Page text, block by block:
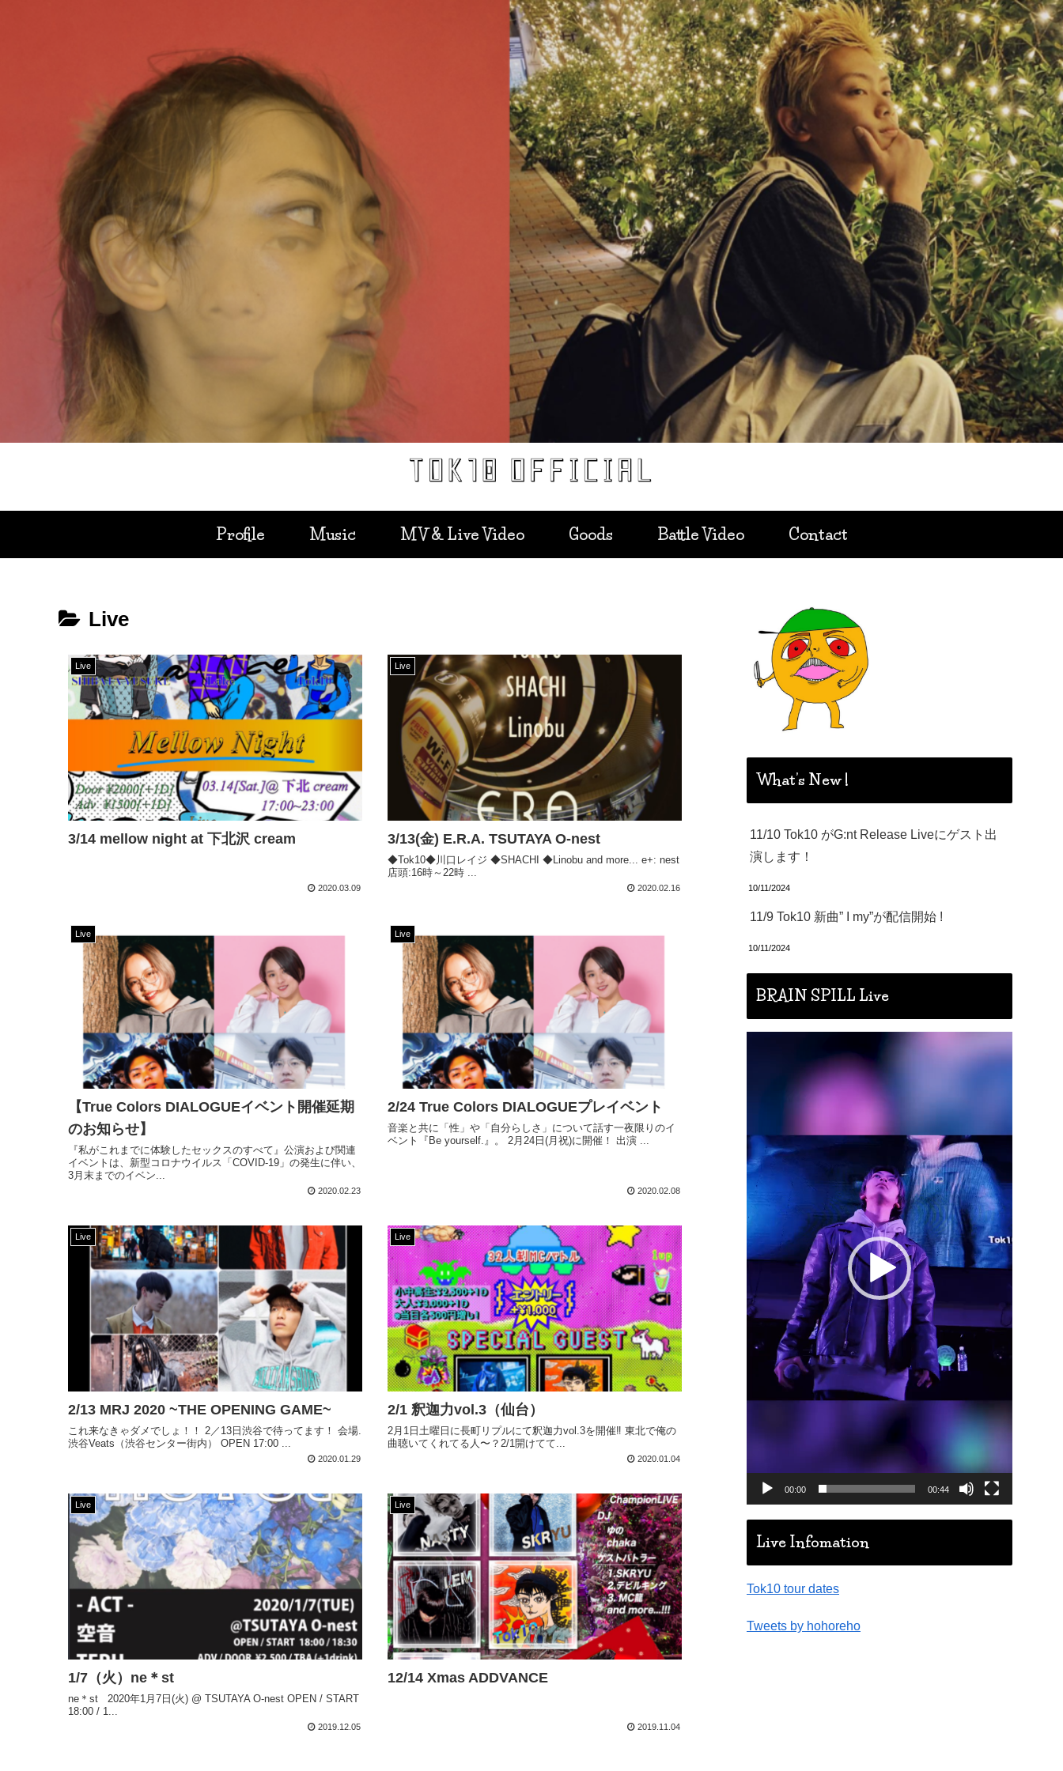
Profile Music MV & Live Video Goods Battle Video Contact
Live
Live
3/14 mellow night at 下北沢 cream
2020.03.09
Live
3/13(金) E.R.A. TSUTAYA O-nest
◆Tok10◆川口レイジ ◆SHACHI ◆Linobu and more... e+: nest
店頭:16時～22時 ...
2020.02.16
Live
【True Colors DIALOGUEイベント開催延期
のお知らせ】
『私がこれまでに体験したセックスのすべて』公演および関連
イベントは、新型コロナウイルス「COVID-19」の発生に伴い、
3月末までのイベン...
2020.02.23
Live
2/24 True Colors DIALOGUEプレイベント
音楽と共に「性」や「自分らしさ」について話す一夜限りのイ
ベント『Be yourself.』。 2月24日(月祝)に開催！ 出演 ...
2020.02.08
Live
2/13 MRJ 2020 ~THE OPENING GAME~
これ来なきゃダメでしょ！！ 2／13日渋谷で待ってます！ 会場.
渋谷Veats（渋谷センター街内） OPEN 17:00 ...
2020.01.29
Live
2/1 釈迦力vol.3（仙台）
2月1日土曜日に長町リプルにて釈迦力vol.3を開催‼️ 東北で俺の
曲聴いてくれてる人〜？2/1開けてて...
2020.01.04
Live
1/7（火）ne＊st
ne＊st 2020年1月7日(火) @ TSUTAYA O-nest OPEN / START
18:00 / 1...
2019.12.05
Live
12/14 Xmas ADDVANCE
2019.11.04
What’s New !
11/10 Tok10 がG:nt Release Liveにゲスト出
演します！
10/11/2024
11/9 Tok10 新曲” I my”が配信開始 !
10/11/2024
BRAIN SPILL Live
ー
00:00 00:44
Live Infomation
Tok10 tour dates
Tweets by hohoreho